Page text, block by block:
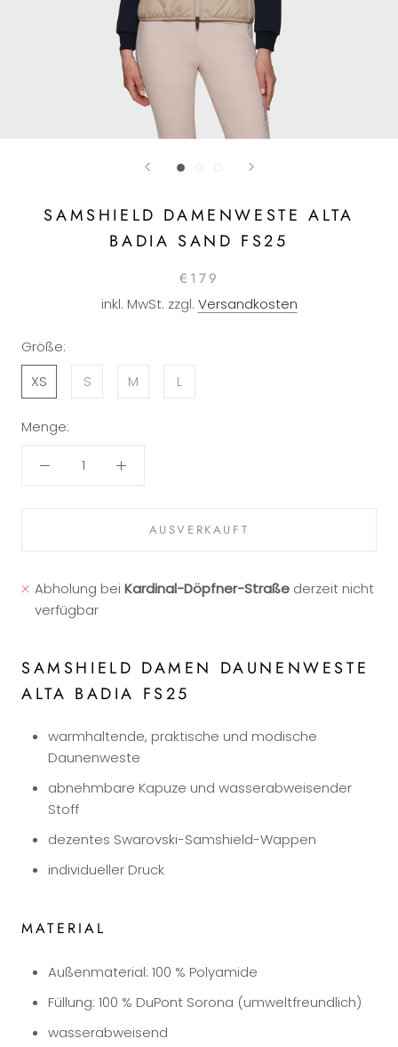
SAMSHIELD DAMENWESTE ALTA
BADIA SAND FS25
€179
inkl. MwSt. zzgl. Versandkosten
Größe:
XS
S M L
Menge:
AUSVERKAUFT
Abholung beiKardinal-Döpfner-Straße derzeit nicht
verfügbar
SAMSHIELD DAMEN DAUNENWESTE
ALTA BADIA FS25
warmhaltende, praktische und modische
Daunenweste
abnehmbare Kapuze und wasserabweisender
Stoff
dezentes Swarovski-Samshield-Wappen
individueller Druck
MATERIAL
Außenmaterial: 100 % Polyamide
Füllung: 100 % DuPont Sorona (umweltfreundlich)
wasserabweisend